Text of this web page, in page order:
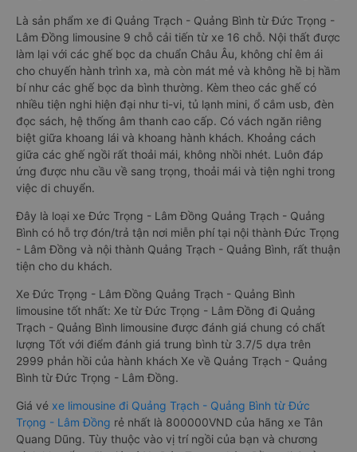
Là sản phẩm xe đi Quảng Trạch - Quảng Bình từ Đức Trọng -
Lâm Đồng limousine 9 chỗ cải tiến từ xe 16 chỗ. Nội thất được
làm lại với các ghế bọc da chuẩn Châu Âu, không chỉ êm ái
cho chuyến hành trình xa, mà còn mát mẻ và không hề bị hầm
bí như các ghế bọc da bình thường. Kèm theo các ghế có
nhiều tiện nghi hiện đại như ti-vi, tủ lạnh mini, ổ cắm usb, đèn
đọc sách, hệ thống âm thanh cao cấp. Có vách ngăn riêng
biệt giữa khoang lái và khoang hành khách. Khoảng cách
giữa các ghế ngồi rất thoải mái, không nhồi nhét. Luôn đáp
ứng được nhu cầu về sang trọng, thoải mái và tiện nghi trong
việc di chuyển.
Đây là loại xe Đức Trọng - Lâm Đồng Quảng Trạch - Quảng
Bình có hỗ trợ đón/trả tận nơi miễn phí tại nội thành Đức Trọng
- Lâm Đồng và nội thành Quảng Trạch - Quảng Bình, rất thuận
tiện cho du khách.
Xe Đức Trọng - Lâm Đồng Quảng Trạch - Quảng Bình
limousine tốt nhất: Xe từ Đức Trọng - Lâm Đồng đi Quảng
Trạch - Quảng Bình limousine được đánh giá chung có chất
lượng Tốt với điểm đánh giá trung bình từ 3.7/5 dựa trên
2999 phản hồi của hành khách Xe về Quảng Trạch - Quảng
Bình từ Đức Trọng - Lâm Đồng.
Giá vé xe limousine đi Quảng Trạch - Quảng Bình từ Đức
Trọng - Lâm Đồng rẻ nhất là 800000VND của hãng xe Tân
Quang Dũng. Tùy thuộc vào vị trí ngồi của bạn và chương